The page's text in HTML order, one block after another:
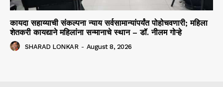
कायदा सहाय्याची संकल्पना न्याय सर्वसामान्यांपर्यंत पोहोचवणारी; महिला
शेतकरी कायद्याने महिलांना सन्मानाचे स्थान – डॉ. नीलम गोऱ्हे
SHARAD LONKAR - August 8, 2026